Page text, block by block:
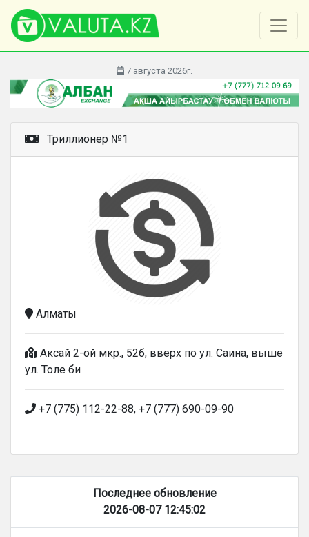
7 августа 2026г.
Триллионер №1
Алматы
Аксай 2-ой мкр., 52б, вверх по ул. Саина, выше
ул. Толе би
+7 (775) 112-22-88, +7 (777) 690-09-90
Последнее обновление
2026-08-07 12:45:02